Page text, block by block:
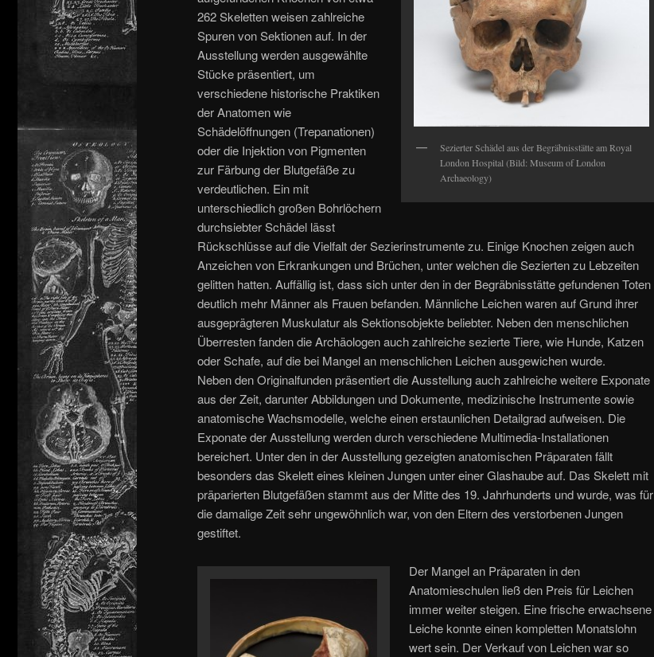
Sezierter Schädel aus der Begräbnisstätte am Royal
London Hospital (Bild: Museum of London
Archaeology)
262 Skeletten weisen zahlreiche
Spuren von Sektionen auf. In der
Ausstellung werden ausgewählte
Stücke präsentiert, um
verschiedene historische Praktiken
der Anatomen wie
Schädelöffnungen (Trepanationen)
oder die Injektion von Pigmenten
zur Färbung der Blutgefäße zu
verdeutlichen. Ein mit
unterschiedlich großen Bohrlöchern
durchsiebter Schädel lässt
Rückschlüsse auf die Vielfalt der Sezierinstrumente zu. Einige Knochen zeigen auch
Anzeichen von Erkrankungen und Brüchen, unter welchen die Sezierten zu Lebzeiten
gelitten hatten. Auffällig ist, dass sich unter den in der Begräbnisstätte gefundenen Toten
deutlich mehr Männer als Frauen befanden. Männliche Leichen waren auf Grund ihrer
ausgeprägteren Muskulatur als Sektionsobjekte beliebter. Neben den menschlichen
Überresten fanden die Archäologen auch zahlreiche sezierte Tiere, wie Hunde, Katzen
oder Schafe, auf die bei Mangel an menschlichen Leichen ausgewichen wurde.
Neben den Originalfunden präsentiert die Ausstellung auch zahlreiche weitere Exponate
aus der Zeit, darunter Abbildungen und Dokumente, medizinische Instrumente sowie
anatomische Wachsmodelle, welche einen erstaunlichen Detailgrad aufweisen. Die
Exponate der Ausstellung werden durch verschiedene Multimedia-Installationen
bereichert. Unter den in der Ausstellung gezeigten anatomischen Präparaten fällt
besonders das Skelett eines kleinen Jungen unter einer Glashaube auf. Das Skelett mit
präparierten Blutgefäßen stammt aus der Mitte des 19. Jahrhunderts und wurde, was für
die damalige Zeit sehr ungewöhnlich war, von den Eltern des verstorbenen Jungen
gestiftet.
Der Mangel an Präparaten in den
Anatomieschulen ließ den Preis für Leichen
immer weiter steigen. Eine frische erwachsene
Leiche konnte einen kompletten Monatslohn
wert sein. Der Verkauf von Leichen war so